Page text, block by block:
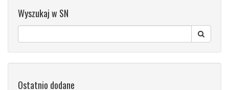
Wyszukaj w SN
Ostatnio dodane